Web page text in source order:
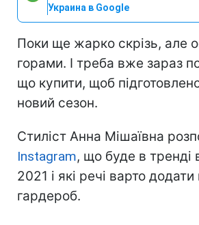
Украина в Google
Поки ще жарко скрізь, але
горами. І треба вже зараз
що купити, щоб
новий сезон.
Стиліст Анна Мішаївна
Instagram, що буде в тренді
2021 і які речі варто додати
гардероб.